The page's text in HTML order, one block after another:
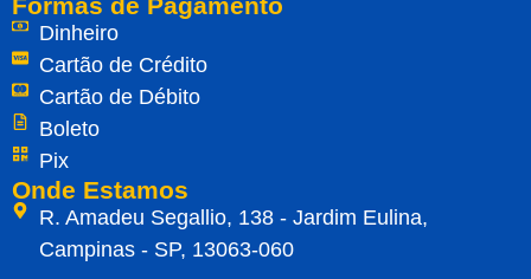
Dinheiro
Cartão de Crédito
Cartão de Débito
Boleto
Pix
Onde Estamos
R. Amadeu Segallio, 138 - Jardim Eulina,
Campinas - SP, 13063-060